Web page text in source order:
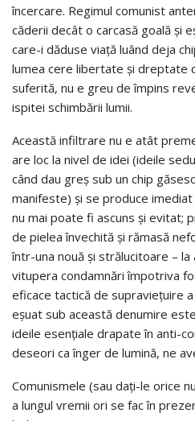
încercare. Regimul comunist
căderii decât o carcasă goală și
care-i dăduse viață luând deja
lumea cere libertate și dreptate
suferită, nu e greu de împins
ispitei schimbării lumii.
Această infiltrare nu e atât
are loc la nivel de idei (ideile
când dau greș sub un chip
manifeste) și se produce
nu mai poate fi ascuns şi evitat;
de pielea învechită și rămasă
într-una nouă și strălucitoare –
vitupera condamnări împotriva
eficace tactică de supraviețuire
eșuat sub această denumire
ideile esențiale drapate în anti-
deseori ca înger de lumină, ne
Comunismele (sau daţi-le orice
a lungul vremii ori se fac în